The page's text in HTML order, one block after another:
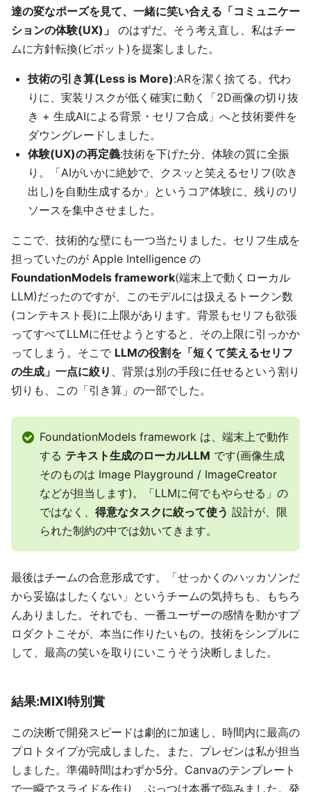
達の変なポーズを見て、一緒に笑い合える「コミュニケー
ションの体験(UX)」
のはずだ。そう考え直し、私はチー
ムに方針転換(ピボット)を提案しました。
技術の引き算(Less is More):ARを潔く捨てる。代わ
りに、実装リスクが低く確実に動く「2D画像の切り抜
き + 生成AIによる背景・セリフ合成」へと技術要件を
ダウングレードしました。
体験(UX)の再定義:技術を下げた分、体験の質に全振
り。「AIがいかに絶妙で、クスッと笑えるセリフ(吹き
出し)を自動生成するか」というコア体験に、残りのリ
ソースを集中させました。
ここで、技術的な壁にも一つ当たりました。セリフ生成を
担っていたのが Apple Intelligence の
FoundationModels framework(端末上で動くローカル
LLM)だったのですが、このモデルには扱えるトークン数
(コンテキスト長)に上限があります。背景もセリフも欲張
ってすべてLLMに任せようとすると、その上限に引っかか
ってしまう。そこで LLMの役割を「短くて笑えるセリフ
の生成」一点に絞り 、背景は別の手段に任せるという割り
切りも、この「引き算」の一部でした。
FoundationModels framework は、端末上で動作
する テキスト生成のローカルLLM です(画像生成
そのものは Image Playground / ImageCreator
などが担当します)。「LLMに何でもやらせる」の
ではなく、 得意なタスクに絞って使う 設計が、限
られた制約の中では効いてきます。
最後はチームの合意形成です。「せっかくのハッカソンだ
から妥協はしたくない」というチームの気持ちも、もちろ
んありました。それでも、一番ユーザーの感情を動かすプ
ロダクトこそが、本当に作りたいもの。技術をシンプルに
して、最高の笑いを取りにいこうそう決断しました。
結果:MIXI特別賞
この決断で開発スピードは劇的に加速し、時間内に最高の
プロトタイプが完成しました。また、プレゼンは私が担当
しました。準備時間はわずか5分。Canvaのテンプレート
で一瞬でスライドを作り、ぶっつけ本番で臨みました。発